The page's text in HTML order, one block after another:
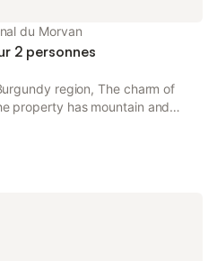
du Morvan
2 personnes
region, The charm of
property has mountain and
Morvan Regional Natural Park.